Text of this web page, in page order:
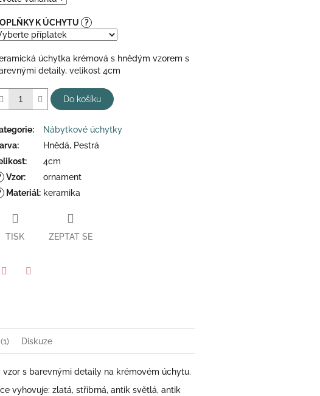
K ÚCHYTU ?
úchytka krémová s hnědým vzorem s
detaily, velikost 4cm
Do košíku
:
Nábytkové úchytky
:
Hnědá, Pestrá
:
4cm
Vzor:
ornament
Materiál: keramika
TISK ZEPTAT SE
Diskuze
s barevnými detaily na krémovém úchytu.
vyhovuje: zlatá, stříbrná, antik světlá, antik